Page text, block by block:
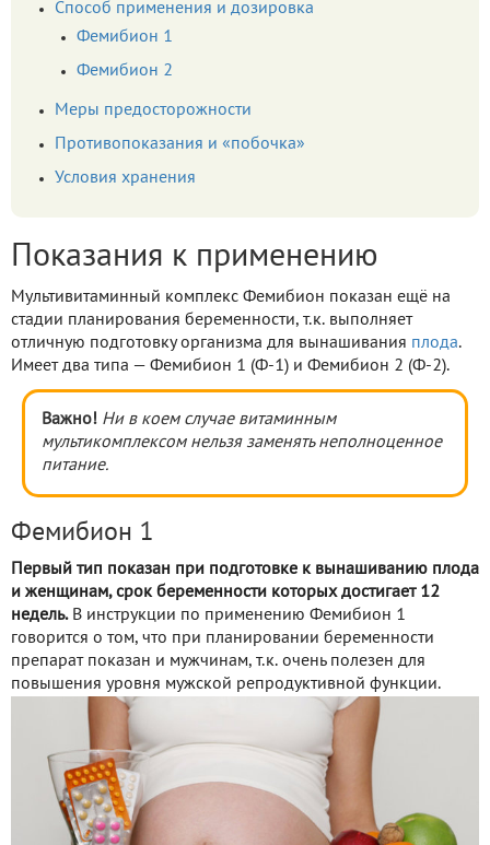
Способ применения и дозировка
Фемибион 1
Фемибион 2
Меры предосторожности
Противопоказания и «побочка»
Условия хранения
Показания к применению
Мультивитаминный комплекс Фемибион показан ещё на
стадии планирования беременности, т.к. выполняет
отличную подготовку организма для вынашивания плода.
Имеет два типа — Фемибион 1 (Ф-1) и Фемибион 2 (Ф-2).
Важно! Ни в коем случае витаминным
мультикомплексом нельзя заменять неполноценное
питание.
Фемибион 1
Первый тип показан при подготовке к вынашиванию плода
и женщинам, срок беременности которых достигает 12
недель. В инструкции по применению Фемибион 1
говорится о том, что при планировании беременности
препарат показан и мужчинам, т.к. очень полезен для
повышения уровня мужской репродуктивной функции.